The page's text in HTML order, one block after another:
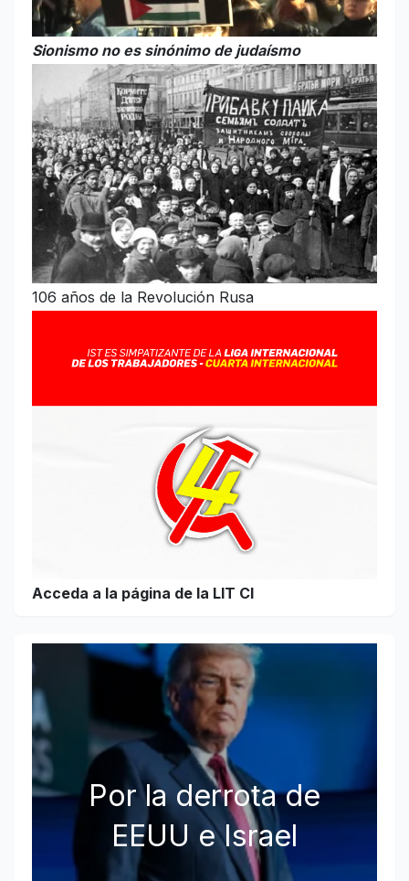
Sionismo no es sinónimo de judaísmo
106 años de la Revolución Rusa
Acceda a la página de la LIT CI
Por la derrota de
EEUU e Israel